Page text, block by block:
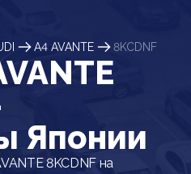
A4 AVANTE 8KCDNF
Японии
8KCDNF на